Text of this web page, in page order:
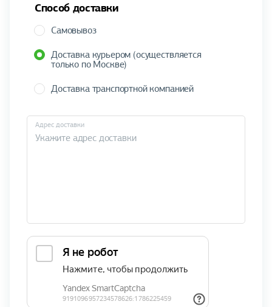
Способ доставки
Самовывоз
Доставка курьером (осуществляется
только по Москве)
Доставка транспортной компанией
Адрес доставки